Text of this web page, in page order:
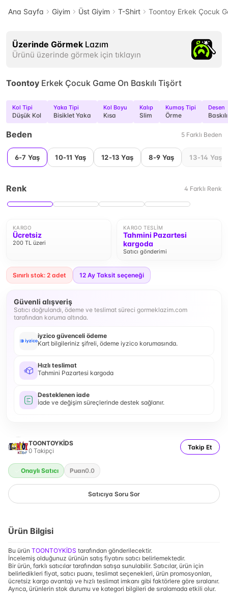
Ana Sayfa Giyim Üst Giyim T-Shirt Toontoy Erkek Çocuk
Üzerinde Görmek Lazım
Ürünü üzerinde görmek için tıklayın
Toontoy Erkek Çocuk Game On Baskılı Tişört
Kol Tipi
Düşük Kol
Yaka Tipi
Bisiklet Yaka
Kol Boyu
Kısa
Kalıp
Slim
Kumaş Tipi
Örme
Desen
Baskılı
Beden 5 Farklı Beden
6-7 Yaş 10-11 Yaş 12-13 Yaş 8-9 Yaş 13-14 Yaş
Renk 4 Farklı Renk
KARGO
Ücretsiz
200 TL üzeri
KARGO TESLIM
Tahmini Pazartesi
kargoda
Satıcı gönderimi
Sınırlı stok: 2 adet 12 Ay Taksit seçeneği
Güvenli alışveriş
Satıcı doğrulandı, ödeme ve teslimat süreci gormeklazim.com
tarafından koruma altında.
iyzico güvenceli ödeme
Kart bilgileriniz şifreli, ödeme iyzico korumasında.
Hızlı teslimat
Tahmini Pazartesi kargoda
Desteklenen iade
İade ve değişim süreçlerinde destek sağlanır.
TOONTOYKİDS
0 Takipçi Takip Et
Onaylı Satıcı Puan0.0
Satıcıya Soru Sor
Ürün Bilgisi
Bu ürün TOONTOYKİDS tarafından gönderilecektir.
İncelemiş olduğunuz ürünün satış fiyatını satıcı belirlemektedir.
Bir ürün, farklı satıcılar tarafından satışa sunulabilir. Satıcılar, ürün için
belirledikleri fiyat, satıcı puanı, teslimat seçenekleri, ürün promosyonları,
ücretsiz kargo avantajı ve hızlı teslimat imkanı gibi faktörlere göre sıralanır.
Ayrıca, ürünlerin stok durumu ve kategori bilgileri de sıralamada etkili olur.